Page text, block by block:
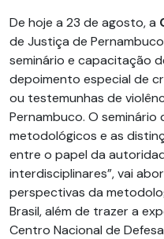
De hoje a 23 de agosto, a
de Justiça de
seminário e capacitação
depoimento especial de
ou testemunhas de
Pernambuco. O
metodológicos e as
entre o papel da
interdisciplinares”, vai
perspectivas da
Brasil, além de trazer a
Centro Nacional de